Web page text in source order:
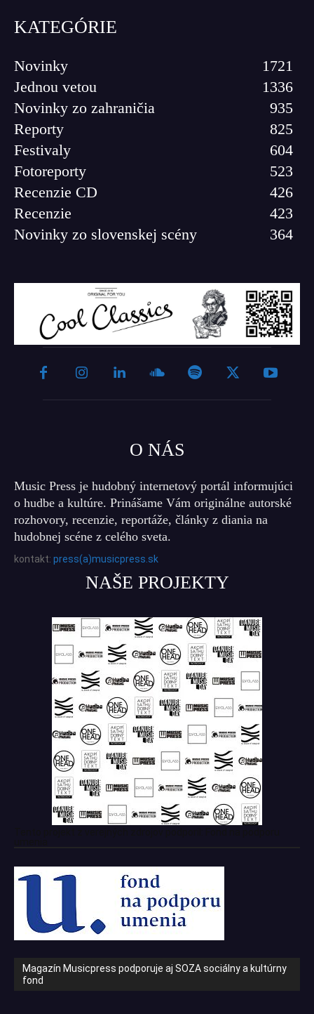
KATEGÓRIE
Novinky
1721
Jednou vetou
1336
Novinky zo zahraničia
935
Reporty
825
Festivaly
604
Fotoreporty
523
Recenzie CD
426
Recenzie
423
Novinky zo slovenskej scény
364
O NÁS
Music Press je hudobný internetový portál informujúci
o hudbe a kultúre. Prinášame Vám originálne autorské
rozhovory, recenzie, reportáže, články z diania na
hudobnej scéne z celého sveta.
kontakt: press(a)musicpress.sk
NAŠE PROJEKTY
Magazín Musicpress podporuje aj SOZA sociálny a kultúrny
fond